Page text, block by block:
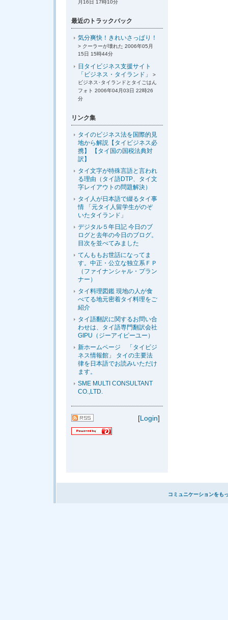
月16日 17時10分
最近のトラックバック
気分爽快！きれいさっぱり！
> クーラーが壊れた 2006年05月
15日 15時44分
日タイビジネス支援サイト
「ビジネス・タイランド」
>
ビジネス･タイランドとタイごはん
フォト 2006年04月03日 22時26
分
リンク集
タイのビジネス法を国際的見
地から解説【タイビジネス必
携】 【タイ国の国税法典対
訳】
タイ文字が特殊言語と言われ
る理由（タイ語DTP、タイ文
字レイアウトの問題解決）
タイ人が日本語で綴るタイ事
情 「元タイ人留学生がのぞ
いたタイランド」
デジタル５年日記 今日のブ
ログと去年の今日のブログ。
目次を並べてみました
てんももお世話になってま
す。中正・公立な独立系ＦＰ
（ファイナンシャル・プラン
ナー）
タイ料理図鑑 現地の人が食
べてる地元密着タイ料理をご
紹介
タイ語翻訳に関するお問い合
わせは、タイ語専門翻訳会社
GIPU（ジーアイピーユー）
新ホームページ 「タイビジ
ネス情報館」 タイの主要法
律を日本語でお読みいただけ
ます。
SME MULTI CONSULTANT
CO.,LTD.
[Login]
コミュニケーションをも